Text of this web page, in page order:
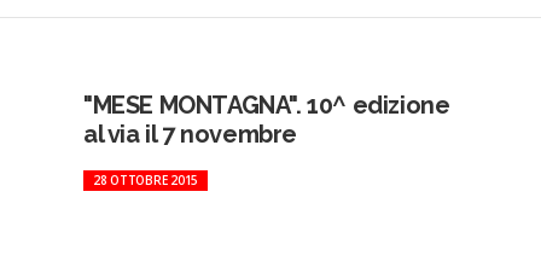
"MESE MONTAGNA". 10^ edizione
al via il 7 novembre
28 OTTOBRE 2015